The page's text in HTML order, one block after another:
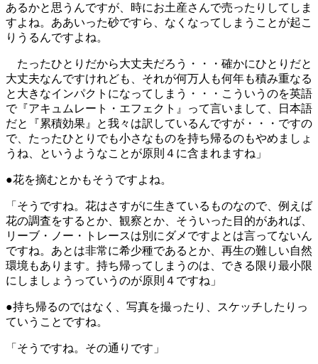
あるかと思うんですが、時にお土産さんで売ったりしてしま
すよね。ああいった砂ですら、なくなってしまうことが起こ
りうるんですよね。
たったひとりだから大丈夫だろう・・・確かにひとりだと
大丈夫なんですけれども、それが何万人も何年も積み重なる
と大きなインパクトになってしまう・・・こういうのを英語
で『アキュムレート・エフェクト』って言いまして、日本語
だと『累積効果』と我々は訳しているんですが・・・ですの
で、たったひとりでも小さなものを持ち帰るのもやめましょ
うね、というようなことが原則４に含まれますね」
●花を摘むとかもそうですよね。
「そうですね。花はさすがに生きているものなので、例えば
花の調査をするとか、観察とか、そういった目的があれば、
リーブ・ノー・トレースは別にダメですよとは言ってないん
ですね。あとは非常に希少種であるとか、再生の難しい自然
環境もあります。持ち帰ってしまうのは、できる限り最小限
にしましょうっていうのが原則４ですね」
●持ち帰るのではなく、写真を撮ったり、スケッチしたりっ
ていうことですね。
「そうですね。その通りです」